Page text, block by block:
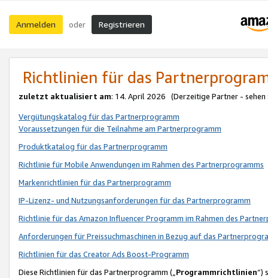
Anmelden oder Registrieren
Richtlinien für das
zuletzt aktualisiert am: 14. April 2026 (Derzeitige Partner - sehen
Vergütungskatalog für das Partnerprogramm
Voraussetzungen für die Teilnahme am Partnerprogramm
Produktkatalog für das Partnerprogramm
Richtlinie für Mobile Anwendungen im Rahmen des Partnerprogramms
Markenrichtlinien für das Partnerprogramm
IP-Lizenz- und Nutzungsanforderungen für das Partnerprogramm
Richtlinie für das Amazon Influencer Programm im Rahmen des
Anforderungen für Preissuchmaschinen in Bezug auf das
Richtlinien für das Creator Ads Boost-Programm
Diese Richtlinien für das Partnerprogramm („Programmrichtlinien“)